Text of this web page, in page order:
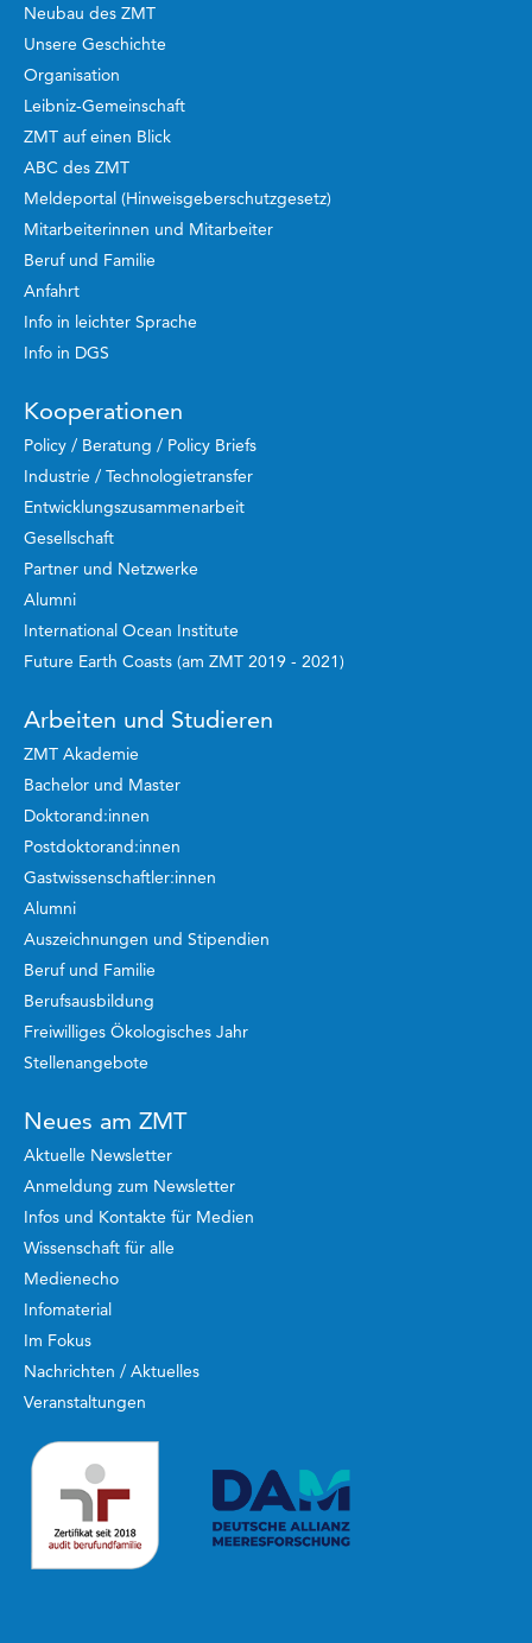
Neubau des ZMT
Unsere Geschichte
Organisation
Leibniz-Gemeinschaft
ZMT auf einen Blick
ABC des ZMT
Meldeportal (Hinweisgeberschutzgesetz)
Mitarbeiterinnen und Mitarbeiter
Beruf und Familie
Anfahrt
Info in leichter Sprache
Info in DGS
Kooperationen
Policy / Beratung / Policy Briefs
Industrie / Technologietransfer
Entwicklungszusammenarbeit
Gesellschaft
Partner und Netzwerke
Alumni
International Ocean Institute
Future Earth Coasts (am ZMT 2019 - 2021)
Arbeiten und Studieren
ZMT Akademie
Bachelor und Master
Doktorand:innen
Postdoktorand:innen
Gastwissenschaftler:innen
Alumni
Auszeichnungen und Stipendien
Beruf und Familie
Berufsausbildung
Freiwilliges Ökologisches Jahr
Stellenangebote
Neues am ZMT
Aktuelle Newsletter
Anmeldung zum Newsletter
Infos und Kontakte für Medien
Wissenschaft für alle
Medienecho
Infomaterial
Im Fokus
Nachrichten / Aktuelles
Veranstaltungen